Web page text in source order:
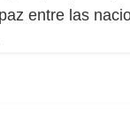
entre las